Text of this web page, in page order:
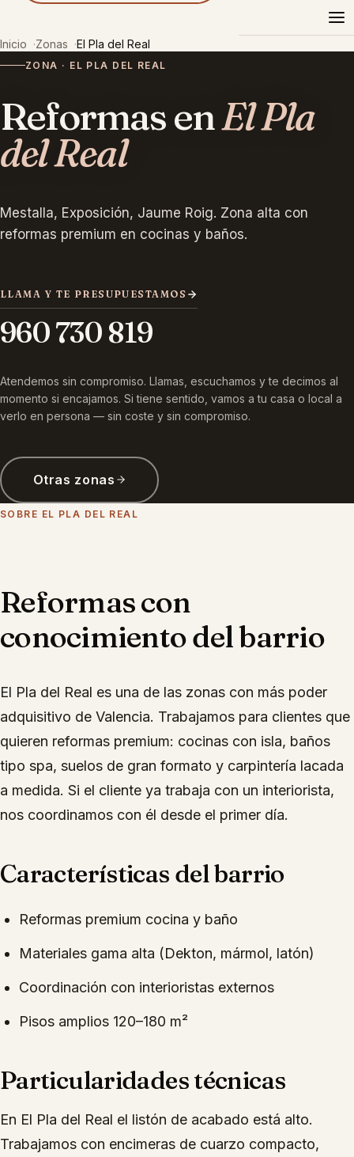
Inicio Zonas El Pla del Real
ZONA · EL PLA DEL REAL
Reformas enEl Pla
del Real
Mestalla, Exposición, Jaume Roig. Zona alta con
reformas premium en cocinas y baños.
LLAMA Y TE PRESUPUESTAMOS
960 730 819
Atendemos sin compromiso. Llamas, escuchamos y te decimos al
momento si encajamos. Si tiene sentido, vamos a tu casa o local a
verlo en persona — sin coste y sin compromiso.
Otras zonas
SOBRE EL PLA DEL REAL
Reformas con
conocimiento del barrio
El Pla del Real es una de las zonas con más poder
adquisitivo de Valencia. Trabajamos para clientes que
quieren reformas premium: cocinas con isla, baños
tipo spa, suelos de gran formato y carpintería lacada
a medida. Si el cliente ya trabaja con un interiorista,
nos coordinamos con él desde el primer día.
Características del barrio
Reformas premium cocina y baño
Materiales gama alta (Dekton, mármol, latón)
Coordinación con interioristas externos
Pisos amplios 120–180 m²
Particularidades técnicas
En El Pla del Real el listón de acabado está alto.
Trabajamos con encimeras de cuarzo compacto,